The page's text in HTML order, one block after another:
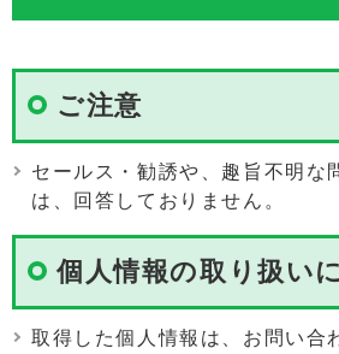
ご注意
セールス・勧誘や、趣旨不明な
は、回答しておりません。
個人情報の取り扱い
取得した個人情報は、お問い合